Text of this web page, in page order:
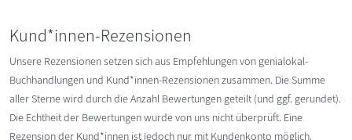
Kund*innen-Rezensionen
Unsere Rezensionen setzen sich aus Empfehlungen von genialokal-
Buchhandlungen und Kund*innen-Rezensionen zusammen. Die Summe
aller Sterne wird durch die Anzahl Bewertungen geteilt (und ggf. gerundet).
Die Echtheit der Bewertungen wurde von uns nicht überprüft. Eine
Rezension der Kund*innen ist jedoch nur mit Kundenkonto möglich.